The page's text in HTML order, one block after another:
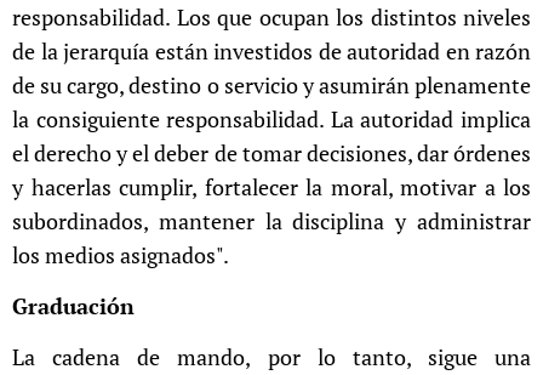
responsabilidad. Los que ocupan los distintos niveles
de la jerarquía están investidos de autoridad en razón
de su cargo, destino o servicio y asumirán plenamente
la consiguiente responsabilidad. La autoridad implica
el derecho y el deber de tomar decisiones, dar órdenes
y hacerlas cumplir, fortalecer la moral, motivar a los
subordinados, mantener la disciplina y administrar
los medios asignados".
Graduación
La cadena de mando, por lo tanto, sigue una